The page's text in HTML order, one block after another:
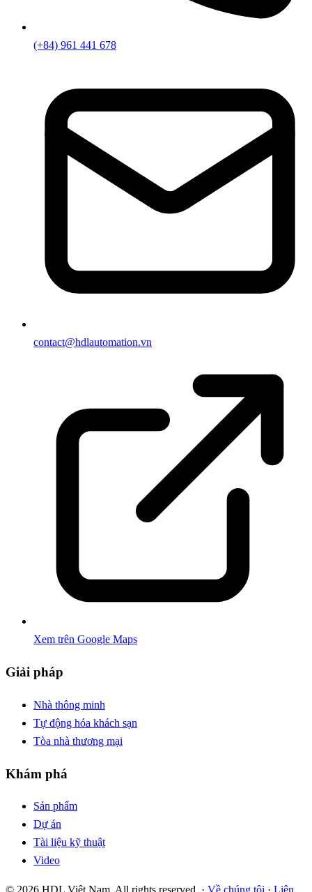
(+84) 961 441 678
contact@hdlautomation.vn
Xem trên Google Maps
Giải pháp
Nhà thông minh
Tự động hóa khách sạn
Tòa nhà thương mại
Khám phá
Sản phẩm
Dự án
Tài liệu kỹ thuật
Video